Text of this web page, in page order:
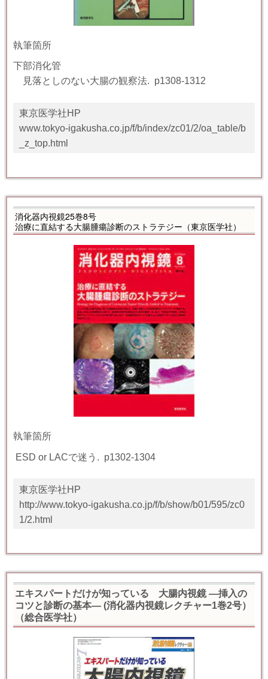
執筆箇所
下部消化管
見落としのない大腸の観察法. p1308-1312
東京医学社HP
www.tokyo-igakusha.co.jp/f/b/index/zc01/2/oa_table/b
_z_top.html
消化器内視鏡25巻8号
治療に直結する大腸腫瘍診断のストラテジー（東京医学社）
執筆箇所
ESD or LACで迷う . p1302-1304
東京医学社HP
http://www.tokyo-igakusha.co.jp/f/b/show/b01/595/zc0
1/2.html
エキスパートだけが知っている 大腸内視鏡 ―挿入の
コツと診断の基本― (消化器内視鏡レクチャー1巻2号）
（総合医学社）